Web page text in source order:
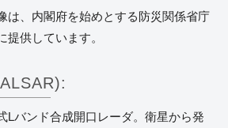
は、内閣府を始めとする防災関係省庁
提供しています。
Lバンド合成開口レーダ。衛星から発